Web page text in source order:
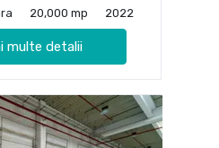
20,000 mp 2022
multe detalii